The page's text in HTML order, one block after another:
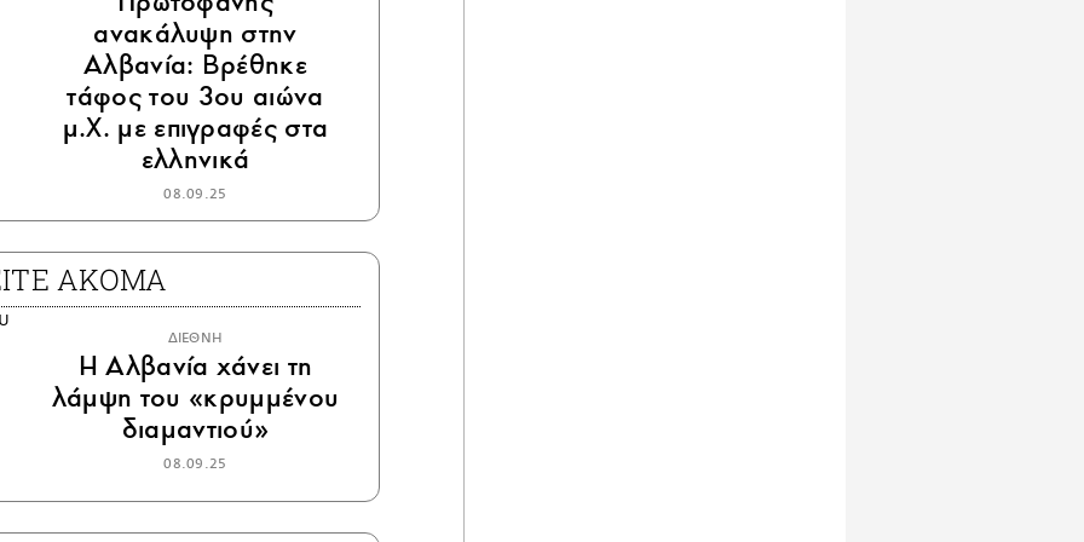
ανακάλυψη στην
Αλβανία: Βρέθηκε
τάφος του 3ου αιώνα
μ.Χ. με επιγραφές στα
ελληνικά
08.09.25
ΑΚΟΜΑ
ΔΙΕΘΝΗ
Η Αλβανία χάνει τη
λάμψη του «κρυμμένου
διαμαντιού»
08.09.25